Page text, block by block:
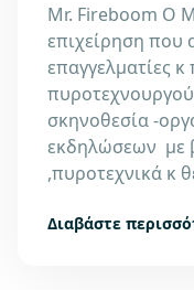
Mr. Fireboom Ο
επιχείρηση που
επαγγελματίες
σκηνοθεσία -
εκδηλώσεων με
,πυροτεχνικά κ
Διαβάστε